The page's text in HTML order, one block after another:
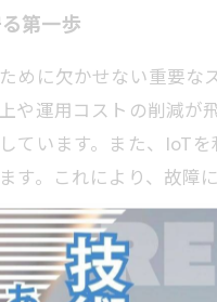
担当者必見！最新交換
第一歩
に欠かせない重要な
や運用コストの削減
ています。また、IoT
。これにより、故障
、地球温暖化への影
って、これらの最新